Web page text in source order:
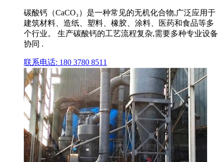
碳酸钙（CaCO₃）是一种常见的无机化合物,广泛应用于
建筑材料、造纸、塑料、橡胶、涂料、医药和食品等多
个行业。 生产碳酸钙的工艺流程复杂,需要多种专业设备
协同 .
联系电话: 180 3780 8511